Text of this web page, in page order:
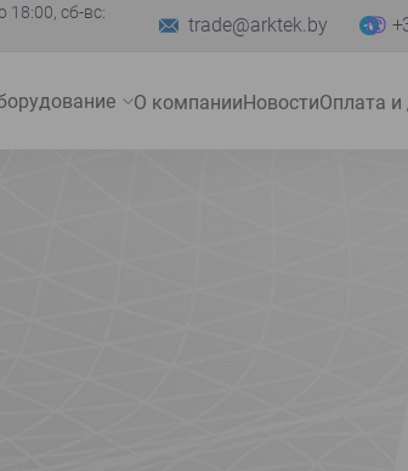
18:00, сб-вс:
trade@arktek.by
О компанииНовостиОплата и